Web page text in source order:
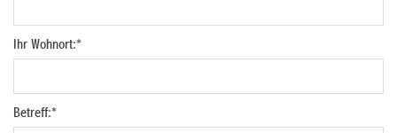
Ihr Wohnort:*
Betreff:*